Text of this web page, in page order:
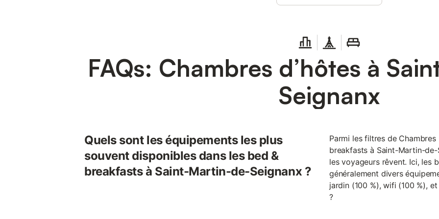
FAQs: Chambres d’hôtes à
Seignanx
Quels sont les équipements les plus
souvent disponibles dans les bed &
breakfasts à Saint-Martin-de-Seignanx ?
Parmi les filtres de
breakfasts à Saint-Martin-
les voyageurs rêvent. Ici, les
généralement divers
jardin (100 %), wifi (100 %),
?